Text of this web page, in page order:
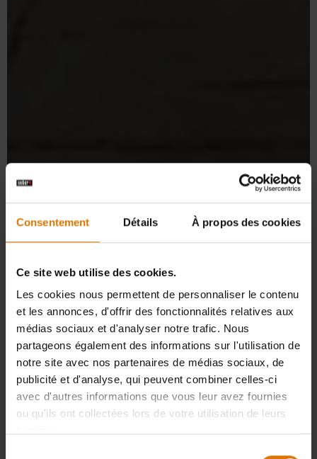
Consentement Détails À propos des cookies
Ce site web utilise des cookies.
Les cookies nous permettent de personnaliser le contenu
et les annonces, d'offrir des fonctionnalités relatives aux
médias sociaux et d'analyser notre trafic. Nous
partageons également des informations sur l'utilisation de
notre site avec nos partenaires de médias sociaux, de
publicité et d'analyse, qui peuvent combiner celles-ci
avec d'autres informations que vous leur avez fournies
ou qu'ils ont collectées lors de votre utilisation de leurs